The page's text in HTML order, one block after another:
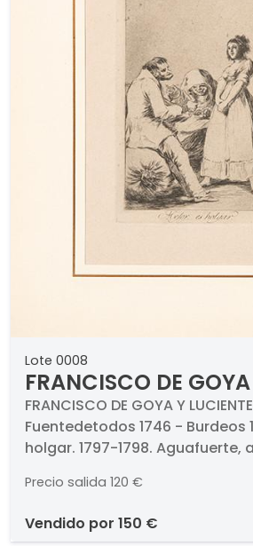
Lote 0008
FRANCISCO DE
LUCIENTES - Mejor
1797-1798
FRANCISCO DE GOYA Y
Fuentedetodos 1746 - Burdeos
holgar. 1797-1798.
(73.). Medidas 201 x 105 mm plancha. Edición
incierta de la serie Los
Precio salida 120 €
vendido por 150 €